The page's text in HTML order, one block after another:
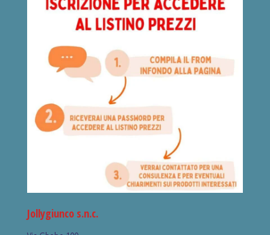
Jollygiunco s.n.c.